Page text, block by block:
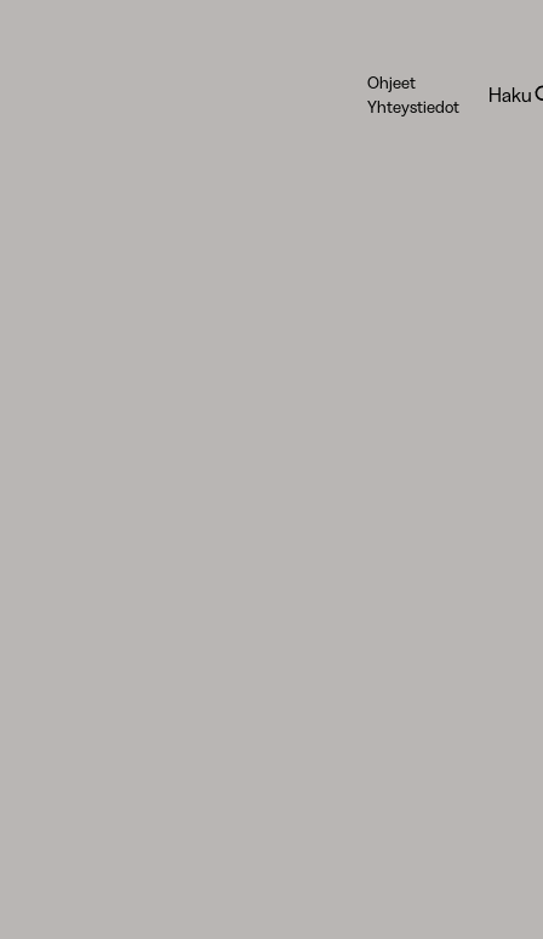
Ohjeet
Yhteystiedot
Haku